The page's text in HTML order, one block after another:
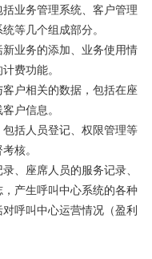
业务管理系统、客户管理
等几个组成部分。
业务的添加、业务使用情
费功能。
户相关的数据，包括在座
户信息。
括人员登记、权限管理等
核。
、座席人员的服务记录、
产生呼叫中心系统的各种
呼叫中心运营情况（盈利